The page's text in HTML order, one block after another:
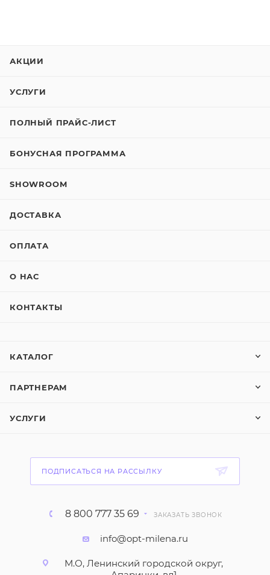
АКЦИИ
УСЛУГИ
ПОЛНЫЙ ПРАЙС-ЛИСТ
БОНУСНАЯ ПРОГРАММА
SHOWROOM
ДОСТАВКА
ОПЛАТА
О НАС
КОНТАКТЫ
КАТАЛОГ
ПАРТНЕРАМ
УСЛУГИ
ПОДПИСАТЬСЯ НА РАССЫЛКУ
8 800 777 35 69 ЗАКАЗАТЬ ЗВОНОК
info@opt-milena.ru
М.О, Ленинский городской округ,